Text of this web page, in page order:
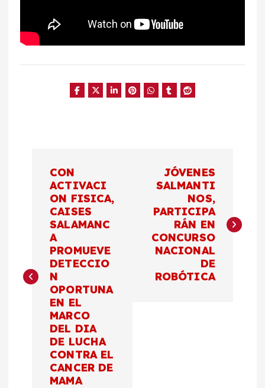
g
CON
ACTIVACI
ON FISICA,
CAISES
SALAMANC
A
PROMUEVE
DETECCIO
N
OPORTUNA
EN EL
MARCO
DEL DIA
DE LUCHA
CONTRA EL
CANCER DE
MAMA
JÓVENES
SALMANTI
NOS,
PARTICIPA
RÁN EN
CONCURSO
NACIONAL
DE
ROBÓTICA